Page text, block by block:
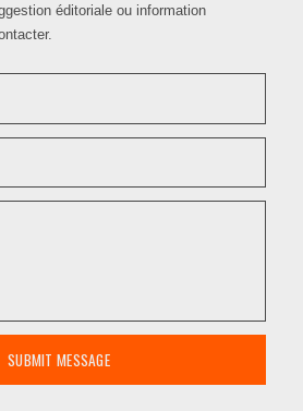
éditoriale ou information
SUBMIT MESSAGE